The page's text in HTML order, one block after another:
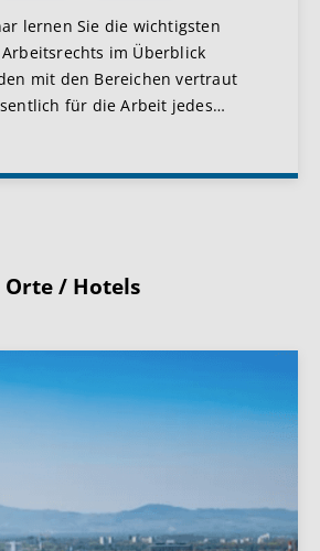
lernen Sie die wichtigsten
im Überblick
mit den Bereichen vertraut
für die Arbeit jedes…
Orte / Hotels